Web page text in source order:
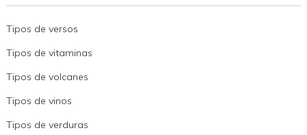
Tipos de versos
Tipos de vitaminas
Tipos de volcanes
Tipos de vinos
Tipos de verduras